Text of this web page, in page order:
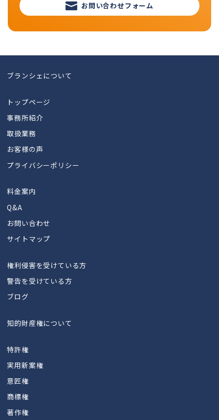
お問い合わせフォーム
ブランシェについて
トップページ
事務所紹介
取扱業務
お客様の声
プライバシーポリシー
料金案内
Q&A
お問い合わせ
サイトマップ
権利侵害を受けている方
警告を受けている方
ブログ
知的財産権について
特許権
実用新案権
意匠権
商標権
著作権